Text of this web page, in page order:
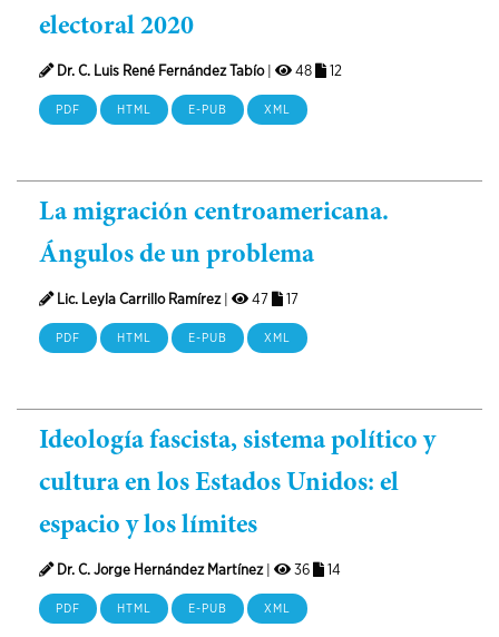
electoral 2020
Dr. C. Luis René Fernández Tabío| 48 12
PDF HTML E-PUB XML
La migración centroamericana.
Ángulos de un problema
Lic. Leyla Carrillo Ramírez| 47 17
PDF HTML E-PUB XML
Ideología fascista, sistema político y
cultura en los Estados Unidos: el
espacio y los límites
Dr. C. Jorge Hernández Martínez| 36 14
PDF HTML E-PUB XML